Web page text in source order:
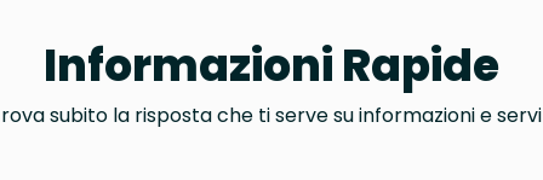
Informazioni Rapide
subito la risposta che ti serve su informazioni e